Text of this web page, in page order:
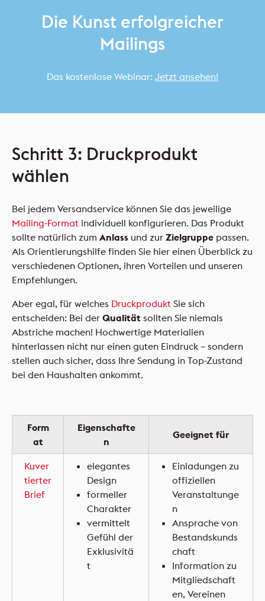
Die Kunst erfolgreicher
Mailings
Das kostenlose Webinar: Jetzt ansehen!
Schritt 3: Druckprodukt
wählen
Bei jedem Versandservice können Sie das jeweilige
Mailing-Format individuell konfigurieren. Das Produkt
sollte natürlich zum Anlass und zur Zielgruppe passen.
Als Orientierungshilfe finden Sie hier einen Überblick zu
verschiedenen Optionen, ihren Vorteilen und unseren
Empfehlungen.
Aber egal, für welches Druckprodukt Sie sich
entscheiden: Bei der Qualität sollten Sie niemals
Abstriche machen! Hochwertige Materialien
hinterlassen nicht nur einen guten Eindruck – sondern
stellen auch sicher, dass Ihre Sendung in Top-Zustand
bei den Haushalten ankommt.
Form
at
Eigenschafte
n
Geeignet für
Kuver
tierter
Brief
elegantes
Design
formeller
Charakter
vermittelt
Gefühl der
Exklusivitä
t
Einladungen zu
offiziellen
Veranstaltunge
n
Ansprache von
Bestandskunds
chaft
Information zu
Mitgliedschaft
en, Vereinen